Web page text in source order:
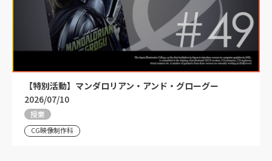
【特別活動】マンダロリアン・アンド・グローグー
2026/07/10
授業
CG映像制作科